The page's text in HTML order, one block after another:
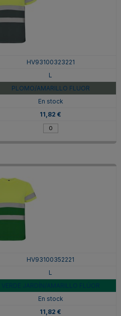
HV93100323221
L
PLOMO/AMARILLO FLUOR
En stock
11,82 €
HV93100352221
L
En stock
11,82 €